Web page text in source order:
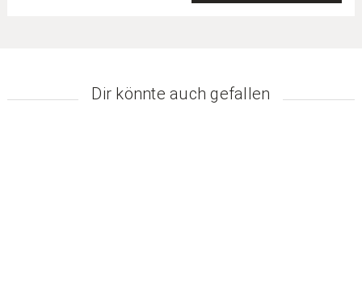
Dir könnte auch gefallen